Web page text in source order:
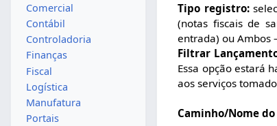
Tipo registro:
(notas fiscais de
entrada) ou Ambos
Filtrar
Essa opção estará
aos serviços
Caminho/Nome
Comercial
Contábil
Controladoria
Finanças
Fiscal
Logística
Manufatura
Portais